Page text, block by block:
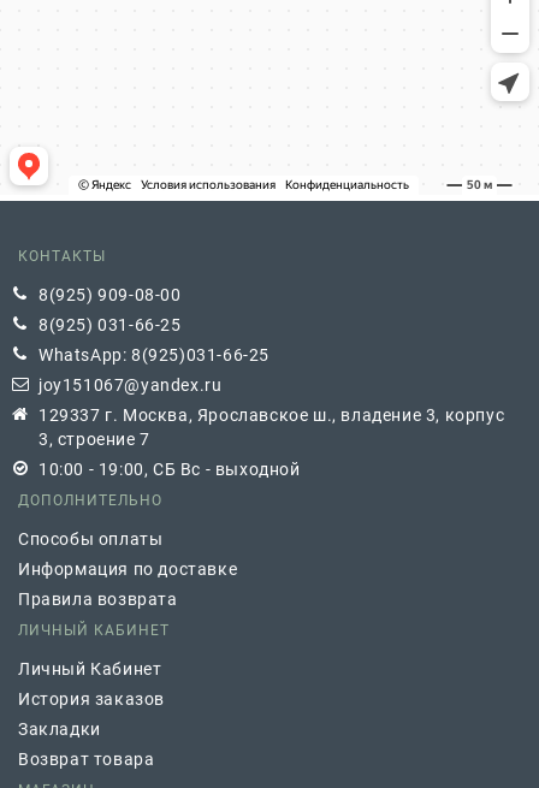
КОНТАКТЫ
8(925) 909-08-00
8(925) 031-66-25
WhatsApp: 8(925)031-66-25
joy151067@yandex.ru
129337 г. Москва, Ярославское ш., владение 3, корпус
3, строение 7
10:00 - 19:00, СБ Вс - выходной
ДОПОЛНИТЕЛЬНО
Способы оплаты
Информация по доставке
Правила возврата
ЛИЧНЫЙ КАБИНЕТ
Личный Кабинет
История заказов
Закладки
Возврат товара